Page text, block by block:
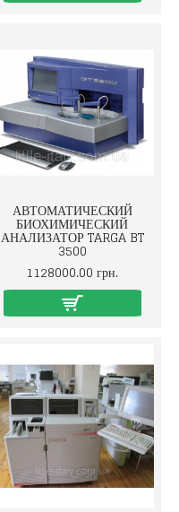
АВТОМАТИЧЕСКИЙ
БИОХИМИЧЕСКИЙ
АНАЛИЗАТОР TARGA BT
3500
1128000.00 грн.